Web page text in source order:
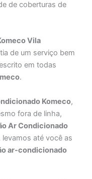
de coberturas de
Vila
de um serviço bem
em todas
.
Komeco,
fora de linha,
Ar Condicionado
, levamos até você as
ar-condicionado